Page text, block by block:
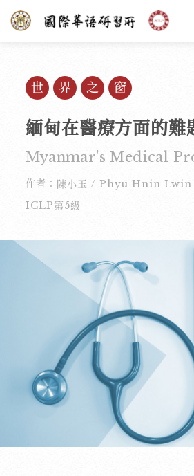
世界之窗
緬甸在醫療方面的難
Myanmar's Medical
作者： 陳小玉 / Phyu Hnin Lwin
ICLP第5級